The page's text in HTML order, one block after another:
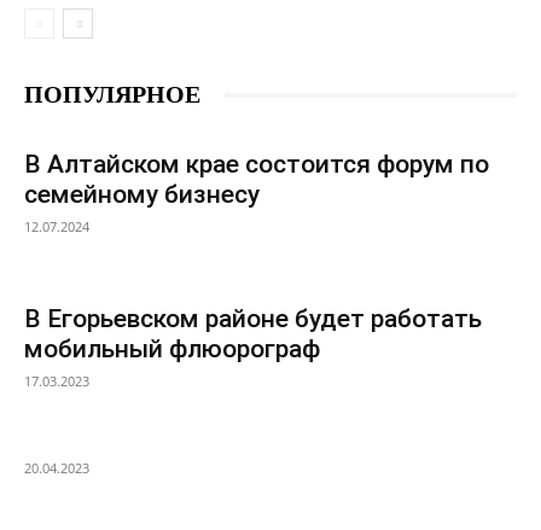
ПОПУЛЯРНОЕ
В Алтайском крае состоится форум по
семейному бизнесу
12.07.2024
В Егорьевском районе будет работать
мобильный флюорограф
17.03.2023
20.04.2023